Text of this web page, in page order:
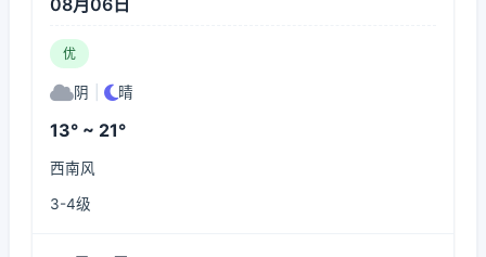
08月06日
优
阴 晴
13° ~ 21°
西南风
3-4级